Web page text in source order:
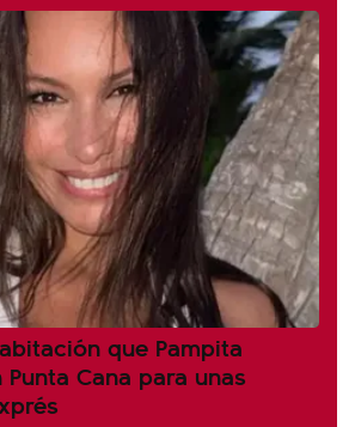
que Pampita
Cana para unas